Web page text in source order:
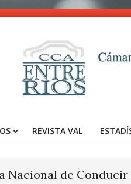
-
EntreREVISTA VAL
Nacional de